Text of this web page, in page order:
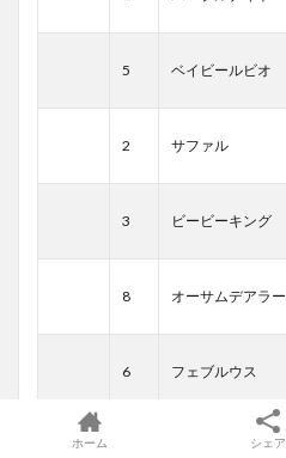
5 ベイビールビオ
2 サファル
3 ビービーキング
8 オーサムデアラー
6 フェブルウス
ホーム シェア